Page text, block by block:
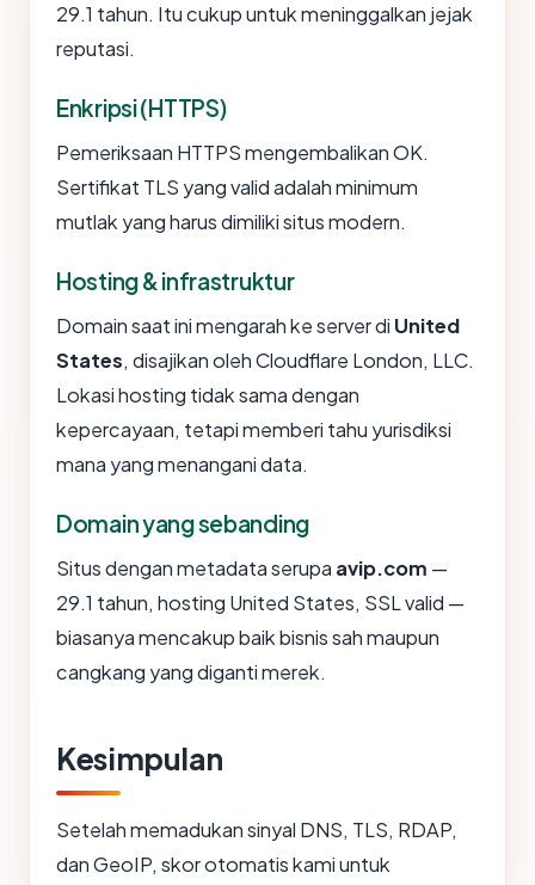
29.1 tahun. Itu cukup untuk meninggalkan jejak
reputasi.
Enkripsi (HTTPS)
Pemeriksaan HTTPS mengembalikan OK.
Sertifikat TLS yang valid adalah minimum
mutlak yang harus dimiliki situs modern.
Hosting & infrastruktur
Domain saat ini mengarah ke server di United
States, disajikan oleh Cloudflare London, LLC.
Lokasi hosting tidak sama dengan
kepercayaan, tetapi memberi tahu yurisdiksi
mana yang menangani data.
Domain yang sebanding
Situs dengan metadata serupa avip.com —
29.1 tahun, hosting United States, SSL valid —
biasanya mencakup baik bisnis sah maupun
cangkang yang diganti merek.
Kesimpulan
Setelah memadukan sinyal DNS, TLS, RDAP,
dan GeoIP, skor otomatis kami untuk